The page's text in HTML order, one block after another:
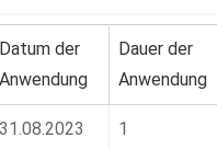
Datum der
Anwendung
Dauer der
Anwendung
31.08.2023 1